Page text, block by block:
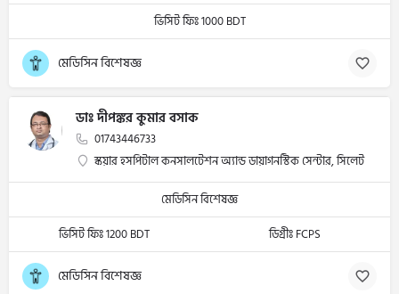
ভিসিট ফিঃ 1000 BDT
মেডিসিন বিশেষজ্ঞ
ডাঃ দীপঙ্কর কুমার বসাক
01743446733
স্কয়ার হসপিটাল কনসালটেশন অ্যান্ড ডায়াগনস্টিক সেন্টার, সিলেট
মেডিসিন বিশেষজ্ঞ
ভিসিট ফিঃ 1200 BDT
ডিগ্রীঃ FCPS
মেডিসিন বিশেষজ্ঞ